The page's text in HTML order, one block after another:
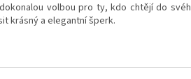
volbou pro ty, kdo chtějí do
krásný a elegantní šperk.